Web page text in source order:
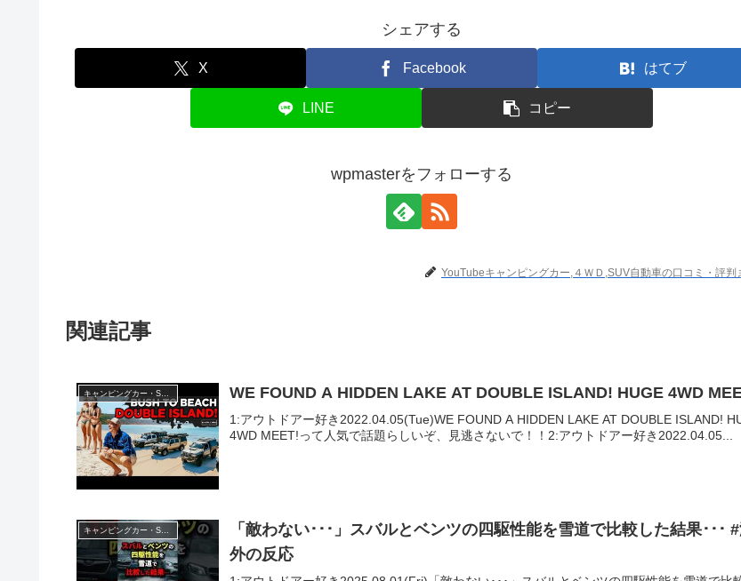
シェアする
X Facebook はてブ
LINE コピー
wpmasterをフォローする
YouTubeキャンピングカー,４ＷＤ,SUV自動車の口コミ・評判
関連記事
キャンピングカー・SUV人気車種 WE FOUND A HIDDEN LAKE AT DOUBLE ISLAND! HUGE 4WD
1:アウトドアー好き2022.04.05(Tue)WE FOUND A HIDDEN LAKE AT DOUBLE ISLAND!
4WD MEET!って人気で話題らしいぞ、見逃さないで！！2:アウトドアー好き2022.04.05...
キャンピングカー・SUV人気車種
「敵わない･･･」スバルとベンツの四駆性能を雪道で比較した結果･･･
外の反応